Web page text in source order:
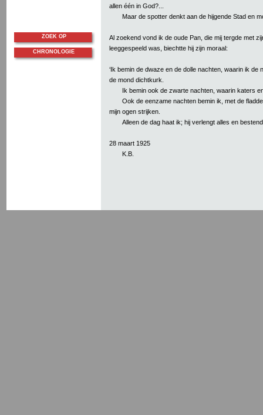
allen één in God?...
Maar de spotter denkt aan de hijgende Stad en
Al zoekend vond ik de oude Pan, die mij tergde met
leeggespeeld was, biechtte hij zijn moraal:
‘Ik bemin de dwaze en de dolle nachten, waarin ik de
de mond dichtkurk.
Ik bemin ook de zwarte nachten, waarin katers
Ook de eenzame nachten bemin ik, met de
mijn ogen strijken.
Alleen de dag haat ik; hij verlengt alles en
28 maart 1925
K.B.
ZOEK OP
CHRONOLOGIE